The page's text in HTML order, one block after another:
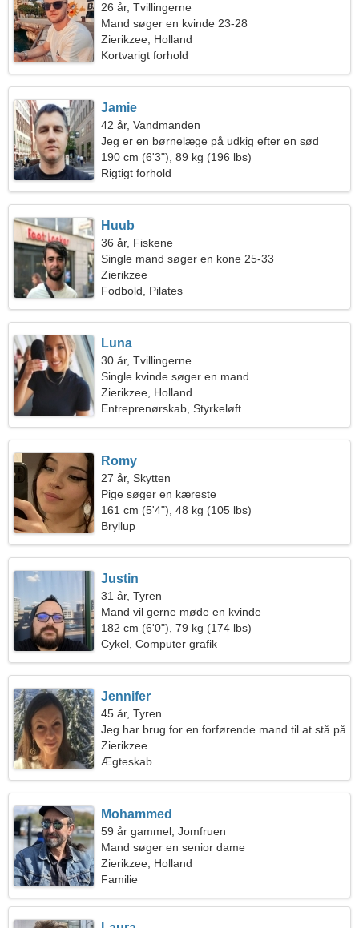
26 år, Tvillingerne
Mand søger en kvinde 23-28
Zierikzee, Holland
Kortvarigt forhold
Jamie
42 år, Vandmanden
Jeg er en børnelæge på udkig efter en sød
kvinde
190 cm (6'3"), 89 kg (196 lbs)
Rigtigt forhold
Huub
36 år, Fiskene
Single mand søger en kone 25-33
Zierikzee
Fodbold, Pilates
Luna
30 år, Tvillingerne
Single kvinde søger en mand
Zierikzee, Holland
Entreprenørskab, Styrkeløft
Romy
27 år, Skytten
Pige søger en kæreste
161 cm (5'4"), 48 kg (105 lbs)
Bryllup
Justin
31 år, Tyren
Mand vil gerne møde en kvinde
182 cm (6'0"), 79 kg (174 lbs)
Cykel, Computer grafik
Jennifer
45 år, Tyren
Jeg har brug for en forførende mand til at stå på
ski sammen
Zierikzee
Ægteskab
Mohammed
59 år gammel, Jomfruen
Mand søger en senior dame
Zierikzee, Holland
Familie